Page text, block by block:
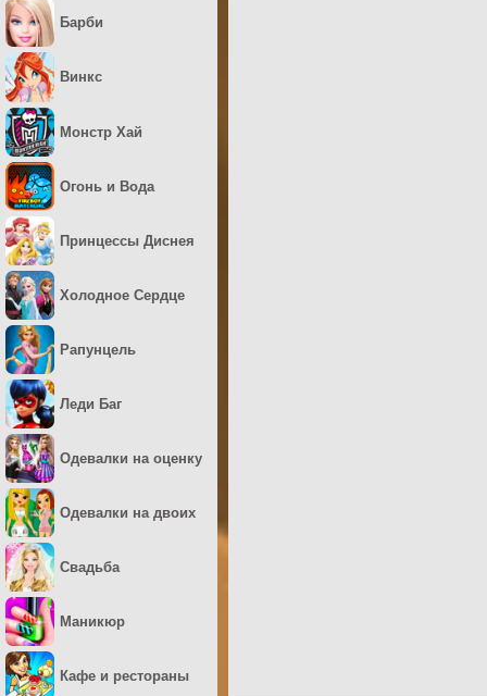
Барби
Винкс
Монстр Хай
Огонь и Вода
Принцессы Диснея
Холодное Сердце
Рапунцель
Леди Баг
Одевалки на оценку
Одевалки на двоих
Свадьба
Маникюр
Кафе и рестораны